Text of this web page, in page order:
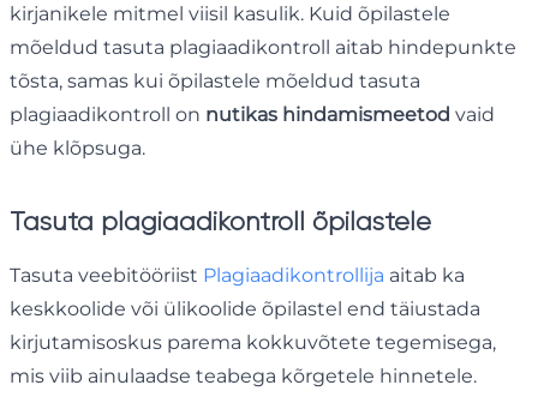
kirjanikele mitmel viisil kasulik. Kuid õpilastele
mõeldud tasuta plagiaadikontroll aitab hindepunkte
tõsta, samas kui õpilastele mõeldud tasuta
plagiaadikontroll on nutikas hindamismeetod vaid
ühe klõpsuga.
Tasuta plagiaadikontroll õpilastele
Tasuta veebitööriist Plagiaadikontrollija aitab ka
keskkoolide või ülikoolide õpilastel end täiustada
kirjutamisoskus parema kokkuvõtete tegemisega,
mis viib ainulaadse teabega kõrgetele hinnetele.